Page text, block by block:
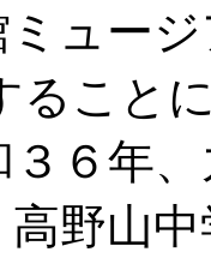
ュー
ること
６年
高野山